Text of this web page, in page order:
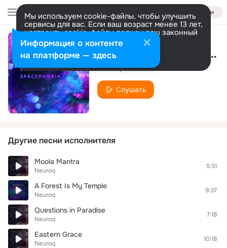
Войти
Мы используем cookie-файлы, чтобы улучшить
сервисы для вас. Если ваш возраст менее 13 лет,
настроить cookie-файлы должен ваш законный
представитель. Больше информации
Разрешить все Настроить Gayatri Mantra (Deep Interpritation Mix)
Neuroq
Слушать
Другие песни исполнителя
Moola Mantra
Neuroq
5:51
A Forest Is My Temple
Neuroq
9:37
Questions in Paradise
Neuroq
7:18
Eastern Grace
Neuroq
10:18
Информация о контенте
на платформе — здесь